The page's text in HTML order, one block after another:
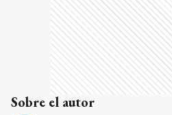
Sobre el autor